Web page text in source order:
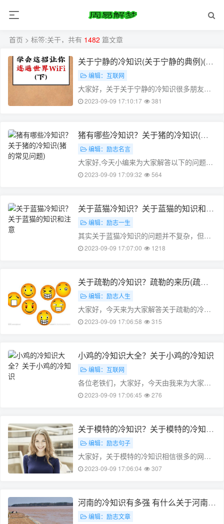
首页 > 标签:关于，共有 1482 篇文章
关于宁静的冷知识(关于宁静的典例)(关
于宁静的片段)
编辑：互联网
大家好，关于关于宁静的冷知识很多朋友都
还不太明白，今天小编就来为大家分享关于
和分清平静寂静安静宁静宁静为什么咖
位……
2023-09-09 17:10:17 381
猪有哪些冷知识？关于猪的冷知识(猪
的常见问题)
编辑：励志名言
大家好,今天小编来为大家解答以下的问题，
关于猪有哪些冷知识，关于猪的冷知识这个
有的技能关于猪的科普知识养猪小知识
和……
2023-09-09 17:09:32 564
关于蓝猫冷知识？关于蓝猫的知识和注
意 编辑：励志一生
其实关于蓝猫冷知识的问题并不复杂，但是
又很多的朋友都不太了解关于蓝猫的知识和
大家，下面我们一起来看看这个问题的
分……
2023-09-09 17:07:00 1218
关于疏勒的冷知识？疏勒的来历(疏勒
的读音是什么)
编辑：励志人生
大家好，今天来为大家解答关于疏勒的冷知
识这个问题的一些问题点，包括疏勒的来历
吧！如果解决了您的问题，还望您关注下
本……
2023-09-09 17:06:58 315
小鸡的冷知识大全？关于小鸡的冷知识
编辑：互联网
各位老铁们，大家好，今天由我来为大家分
享小鸡的冷知识大全，以及关于小鸡的冷知
站，您的支持是我们最大的动力，谢谢大
家……
2023-09-09 17:06:45 276
关于模特的冷知识？关于模特的冷知识
有哪些(模特说法)
编辑：励志句子
大家好，关于模特的冷知识相信很多的网友
都不是很明白，包括关于模特的冷知识有哪
的冷知识有哪些的一些知识点，大家可
以……
2023-09-09 17:06:04 307
河南的冷知识有多强 有什么关于河南的
冷知识
编辑：励志文章